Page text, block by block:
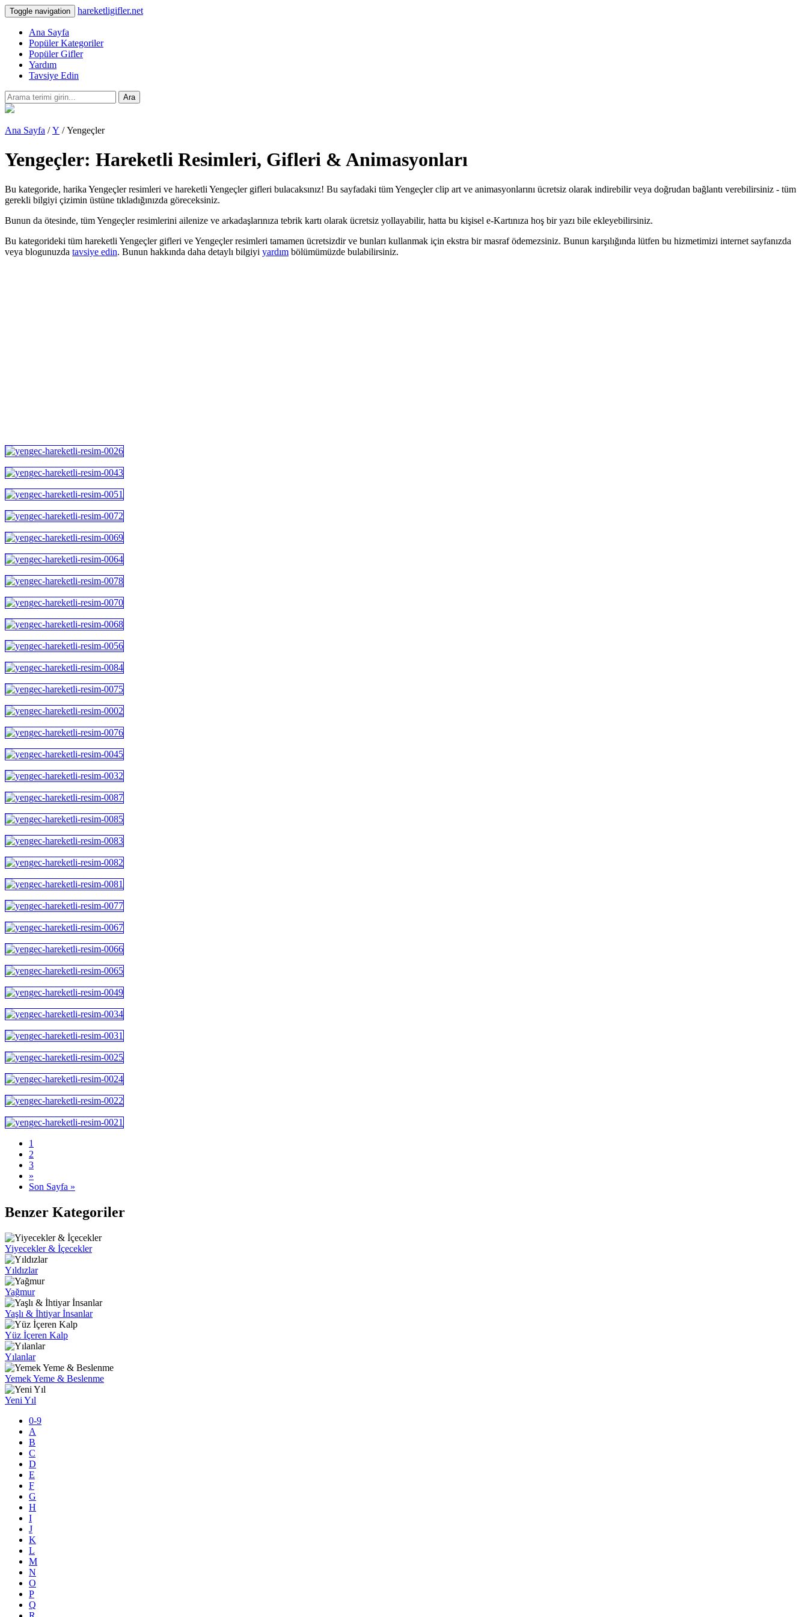
Toggle navigation hareketligifler.net
Ana Sayfa
Popüler Kategoriler
Popüler Gifler
Yardım
Tavsiye Edin
Ara
Ana Sayfa /Y / Yengeçler
Yengeçler: Hareketli Resimleri, Gifleri & Animasyonları
Bu kategoride, harika Yengeçler resimleri ve hareketli Yengeçler gifleri bulacaksınız! Bu sayfadaki tüm Yengeçler clip art ve animasyonlarını ücretsiz olarak indirebilir veya doğrudan bağlantı verebilirsiniz - tüm
gerekli bilgiyi çizimin üstüne tıkladığınızda göreceksiniz.
Bunun da ötesinde, tüm Yengeçler resimlerini ailenize ve arkadaşlarınıza tebrik kartı olarak ücretsiz yollayabilir, hatta bu kişisel e-Kartınıza hoş bir yazı bile ekleyebilirsiniz.
Bu kategorideki tüm hareketli Yengeçler gifleri ve Yengeçler resimleri tamamen ücretsizdir ve bunları kullanmak için ekstra bir masraf ödemezsiniz. Bunun karşılığında lütfen bu hizmetimizi internet sayfanızda
veya blogunuzda tavsiye edin. Bunun hakkında daha detaylı bilgiyi yardım bölümümüzde bulabilirsiniz.
1
2
3
»
Son Sayfa »
Benzer Kategoriler
Yiyecekler & İçecekler
Yıldızlar
Yağmur
Yaşlı & İhtiyar İnsanlar
Yüz İçeren Kalp
Yılanlar
Yemek Yeme & Beslenme
Yeni Yıl
0-9
A
B
C
D
E
F
G
H
I
J
K
L
M
N
O
P
Q